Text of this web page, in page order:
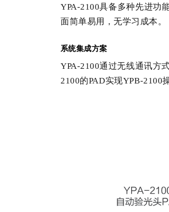
YPA-2100具备多种先进功
面简单易用，无学习成本。
系统集成方案
YPA-2100通过无线通讯方
2100的PAD实现YPB-2100